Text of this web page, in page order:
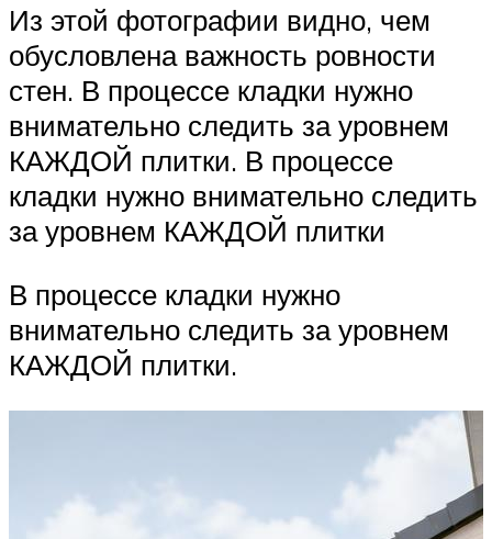
Из этой фотографии видно, чем
обусловлена важность ровности
стен. В процессе кладки нужно
внимательно следить за уровнем
КАЖДОЙ плитки. В процессе
кладки нужно внимательно следить
за уровнем КАЖДОЙ плитки
В процессе кладки нужно
внимательно следить за уровнем
КАЖДОЙ плитки.